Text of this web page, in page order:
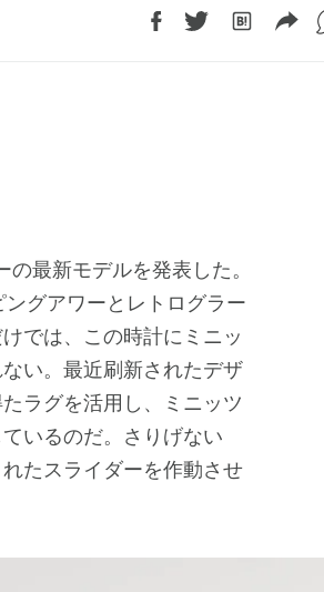
グアワーとレトログラー
では、この時計にミニッ
い。最近刷新されたデザ
ラグを活用し、ミニッツ
いるのだ。さりげない
たスライダーを作動させ